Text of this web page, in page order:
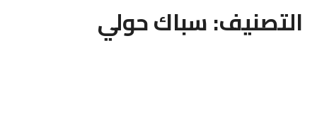
التصنيف:سباك حولي